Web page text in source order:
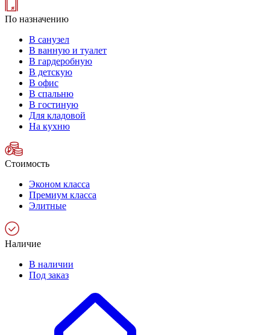
По назначению
В санузел
В ванную и туалет
В гардеробную
В детскую
В офис
В спальню
В гостиную
Для кладовой
На кухню
Стоимость
Эконом класса
Премиум класса
Элитные
Наличие
В наличии
Под заказ